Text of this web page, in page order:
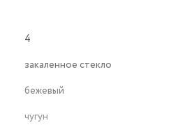
4
закаленное стекло
бежевый
чугун